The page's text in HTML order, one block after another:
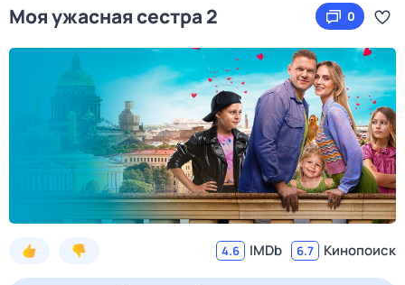
Моя ужасная сестра 2 0
4.6 IMDb 6.7 Кинопоиск